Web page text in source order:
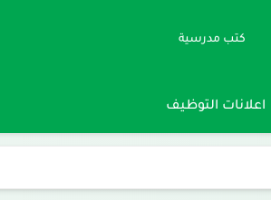
كتب مدرسية
اعلانات التوظيف